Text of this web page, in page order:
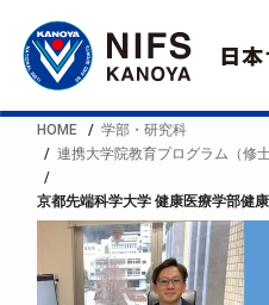
HOME
学部・研究科
連携大学院教育プログラム（修
京都先端科学大学 健康医療学部健